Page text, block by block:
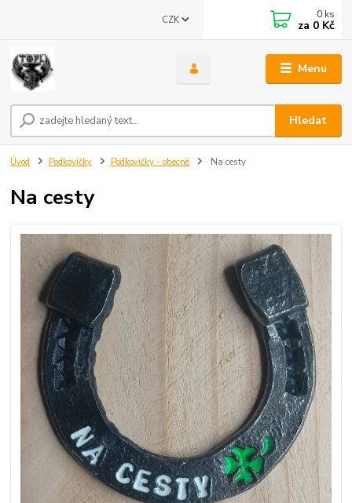
Menu
CZK
Hledat
0 ks
za 0 Kč
Úvod Podkovičky Podkovičky - obecné Na cesty
Na cesty